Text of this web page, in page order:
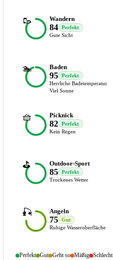
🥾 Wandern
84
Perfekt
Gute Sicht
🏊 Baden
95
Perfekt
Herrliche Badetemperatur
Viel Sonne
🧺 Picknick
82
Perfekt
Kein Regen
⛳ Outdoor-Sport
85
Perfekt
Trockenes Wetter
🎣 Angeln
75
Gut
Ruhige Wasseroberfläche
Perfekt Gut Geht so Mäßig Schlecht